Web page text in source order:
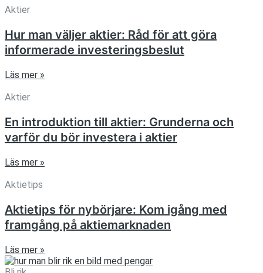
Aktier
Hur man väljer aktier: Råd för att göra
informerade investeringsbeslut
Läs mer »
Aktier
En introduktion till aktier: Grunderna och
varför du bör investera i aktier
Läs mer »
Aktietips
Aktietips för nybörjare: Kom igång med
framgång på aktiemarknaden
Läs mer »